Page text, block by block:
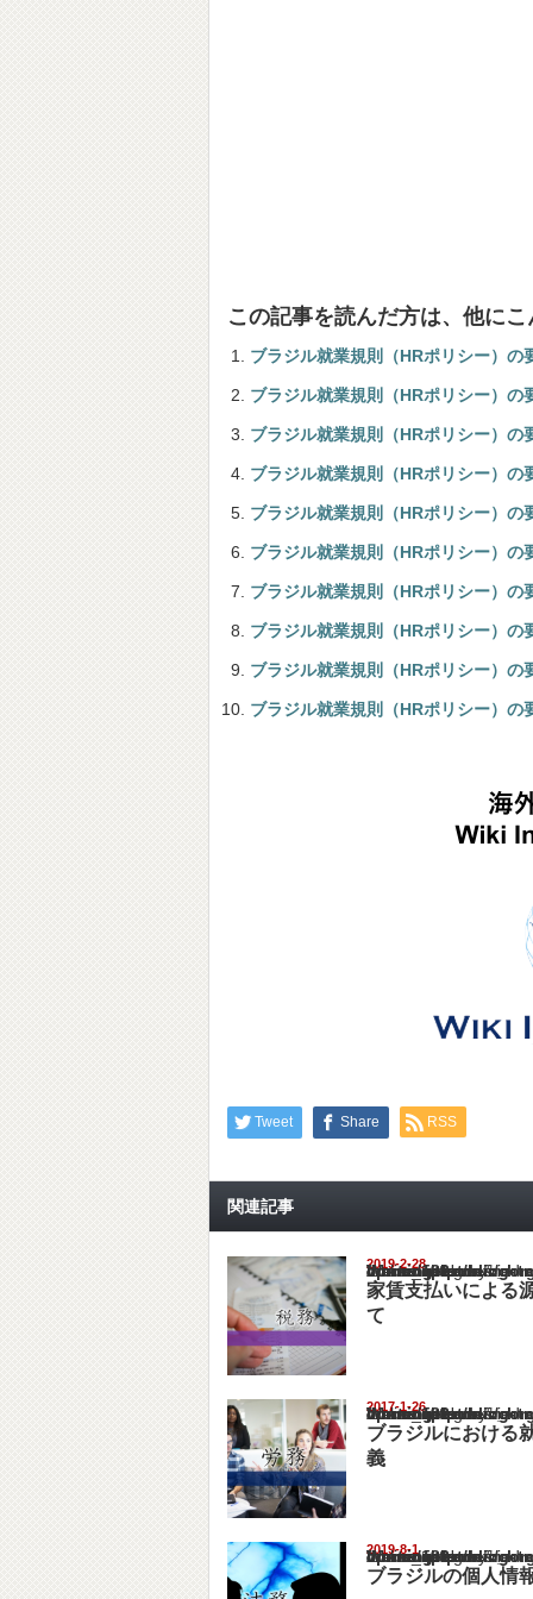
この記事を読んだ方は、他に
ブラジル就業規則（HRポリシー）
ブラジル就業規則（HRポリシー）
ブラジル就業規則（HRポリシー）
ブラジル就業規則（HRポリシー）
ブラジル就業規則（HRポリシー）の
ブラジル就業規則（HRポリシー）の
ブラジル就業規則（HRポリシー）
ブラジル就業規則（HRポリシー）
ブラジル就業規則（HRポリシー）
ブラジル就業規則（HRポリシー）
Tweet Share RSS
関連記事
2019-2-28
Warning
: Undefined array key "show_category" in
/home/netst/kuno-cpa.co.jp/public_html/
on line183
家賃支払いによる
て
2017-1-26
Warning
: Undefined array key "show_category" in
/home/netst/kuno-cpa.co.jp/public_html/
on line183
ブラジルにおける
義
2019-8-1
Warning
: Undefined array key "show_category" in
/home/netst/kuno-cpa.co.jp/public_html/
on line183
ブラジルの個人情